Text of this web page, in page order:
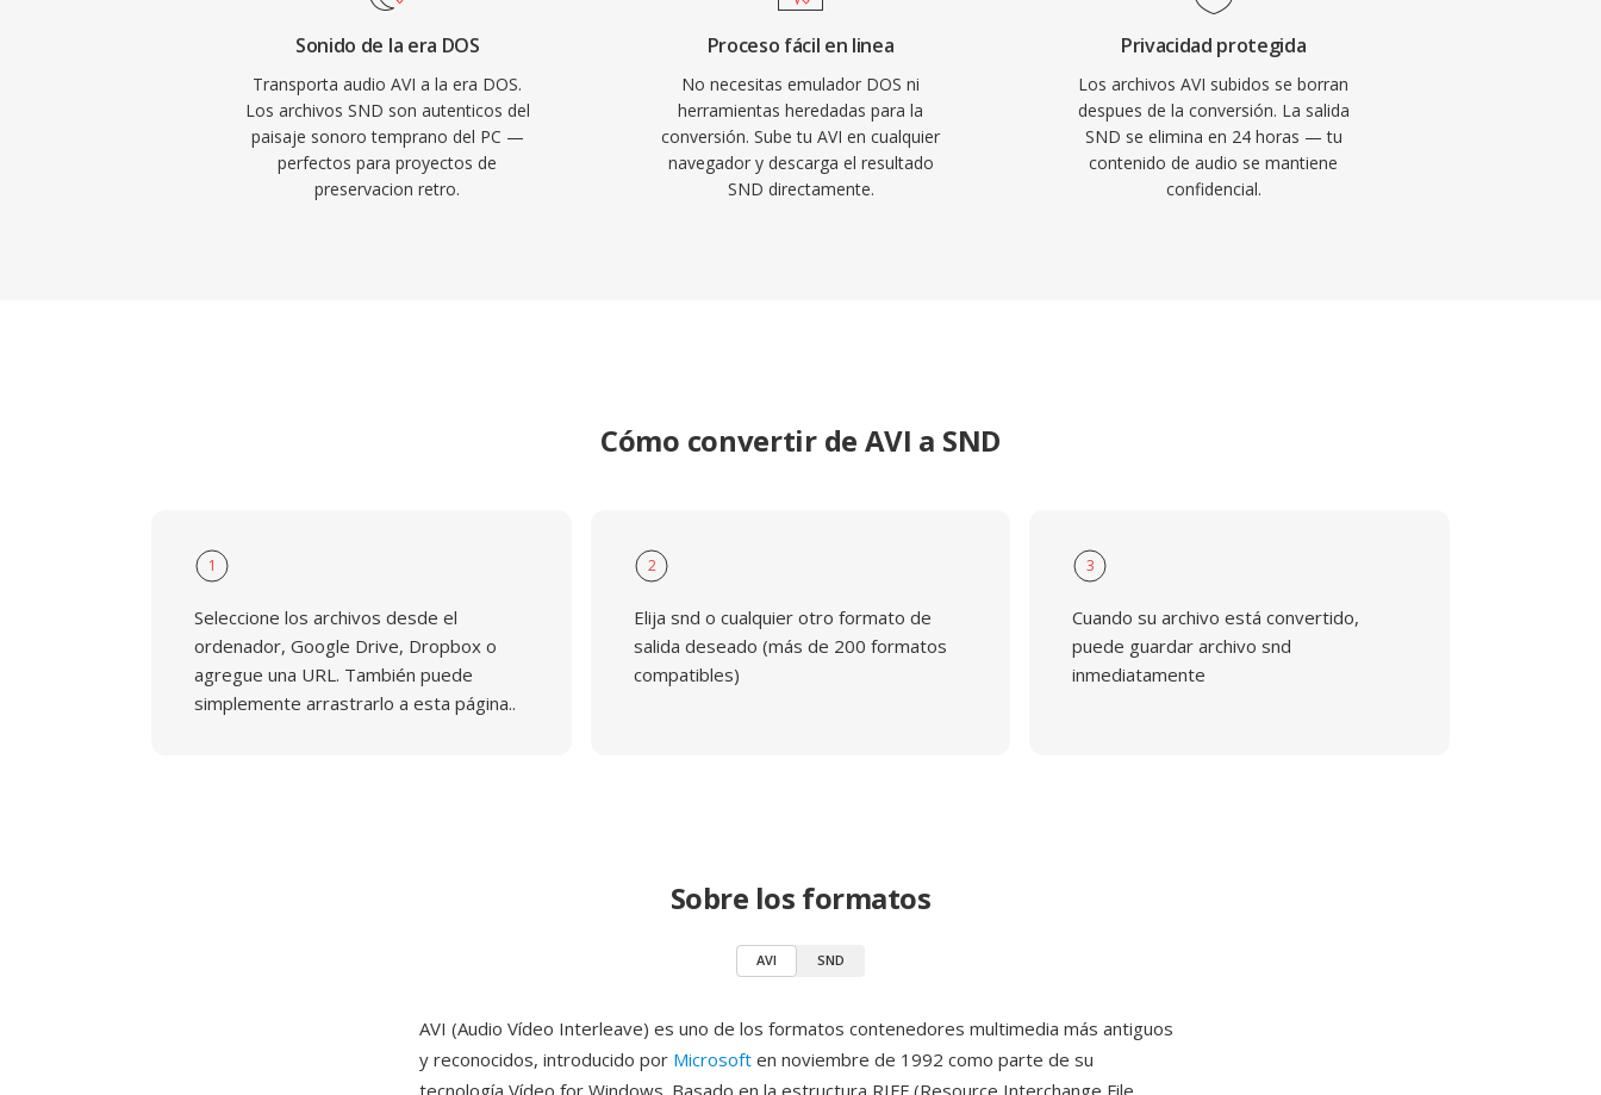
Sonido de la era DOS
Transporta audio AVI a la era DOS.
Los archivos SND son autenticos del
paisaje sonoro temprano del PC —
perfectos para proyectos de
preservacion retro.
Proceso fácil en linea
No necesitas emulador DOS ni
herramientas heredadas para la
conversión. Sube tu AVI en cualquier
navegador y descarga el resultado
SND directamente.
Privacidad protegida
Los archivos AVI subidos se borran
despues de la conversión. La salida
SND se elimina en 24 horas — tu
contenido de audio se mantiene
confidencial.
Cómo convertir de AVI a SND
1
Seleccione los archivos desde el
ordenador, Google Drive, Dropbox o
agregue una URL. También puede
simplemente arrastrarlo a esta página..
2
Elija snd o cualquier otro formato de
salida deseado (más de 200 formatos
compatibles)
3
Cuando su archivo está convertido,
puede guardar archivo snd
inmediatamente
Sobre los formatos
AVI SND
AVI (Audio Vídeo Interleave) es uno de los formatos contenedores multimedia más antiguos
y reconocidos, introducido por Microsoft en noviembre de 1992 como parte de su
tecnología Vídeo for Windows. Basado en la estructura RIFF (Resource Interchange File